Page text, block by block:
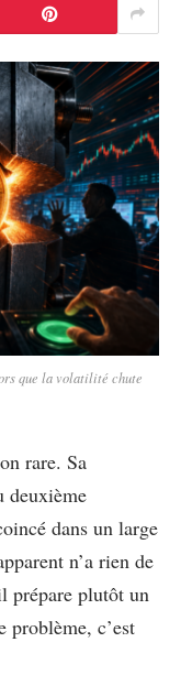
que la volatilité chute
rare. Sa
deuxième
dans un large
n’a rien de
prépare plutôt un
problème, c’est